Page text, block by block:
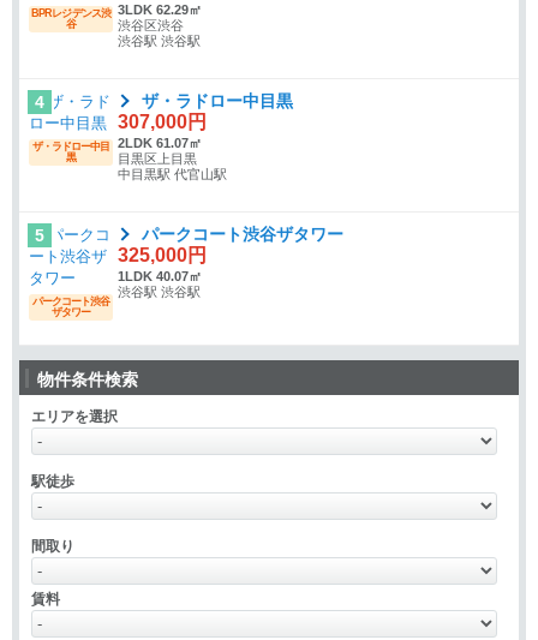
BPRレジデンス渋
谷
3LDK 62.29㎡
渋谷区渋谷
渋谷駅 渋谷駅
4
ザ・ラドロー中目
黒
ザ・ラドロー中目黒
307,000円
2LDK 61.07㎡
目黒区上目黒
中目黒駅 代官山駅
5
パークコート渋谷
ザタワー
パークコート渋谷ザタワー
325,000円
1LDK 40.07㎡
渋谷駅 渋谷駅
物件条件検索
エリアを選択
駅徒歩
間取り
賃料